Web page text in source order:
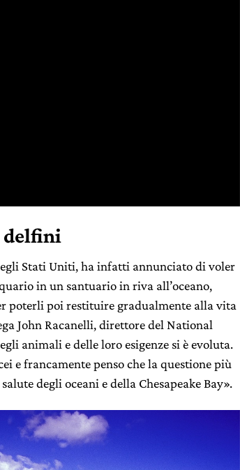
delfini
Stati Uniti, ha infatti annunciato di voler
in un santuario in riva all’oceano,
poterli poi restituire gradualmente alla vita
John Racanelli, direttore del National
animali e delle loro esigenze si è evoluta.
e francamente penso che la questione più
degli oceani e della Chesapeake Bay».